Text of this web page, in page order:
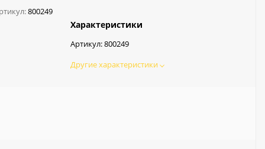
800249
Характеристики
Артикул:800249
Другие характеристики